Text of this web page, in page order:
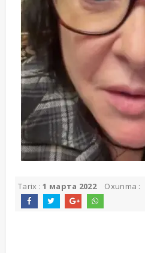
Tarix :1 марта 2022 Oxunma :